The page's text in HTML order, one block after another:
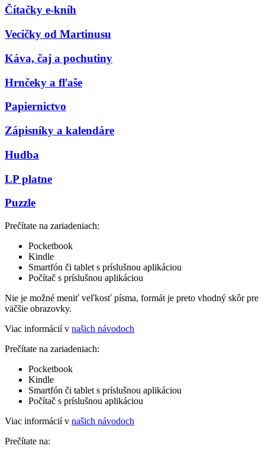
Čítačky e-kníh
Vecičky od Martinusu
Káva, čaj a pochutiny
Hrnčeky a fľaše
Papiernictvo
Zápisníky a kalendáre
Hudba
LP platne
Puzzle
Prečítate na zariadeniach:
Pocketbook
Kindle
Smartfón či tablet s príslušnou aplikáciou
Počítač s príslušnou aplikáciou
Nie je možné meniť veľkosť písma, formát je preto vhodný skôr pre
väčšie obrazovky.
Viac informácií v našich návodoch
Prečítate na zariadeniach:
Pocketbook
Kindle
Smartfón či tablet s príslušnou aplikáciou
Počítač s príslušnou aplikáciou
Viac informácií v našich návodoch
Prečítate na: